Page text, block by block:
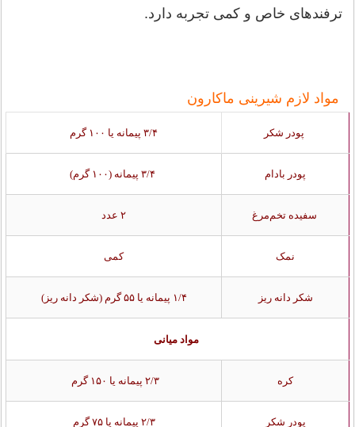
ترفندهای خاص و کمی تجربه دارد.
مواد لازم شیرینی ماکارون
پودر شکر ۳/۴ پیمانه یا ۱۰۰ گرم
پودر بادام
سفیده تخم‌مرغ ۲ عدد
نمک کمی
شکر دانه ریز ۱/۴ پیمانه یا ۵۵ گرم (شکر دانه ریز)
مواد میانی
کره ۲/۳ پیمانه یا ۱۵۰ گرم
پودر شکر ۲/۳ پیمانه یا ۷۵ گرم